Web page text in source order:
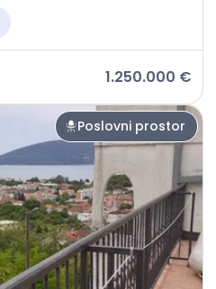
1.250.000 €
Poslovni prostor